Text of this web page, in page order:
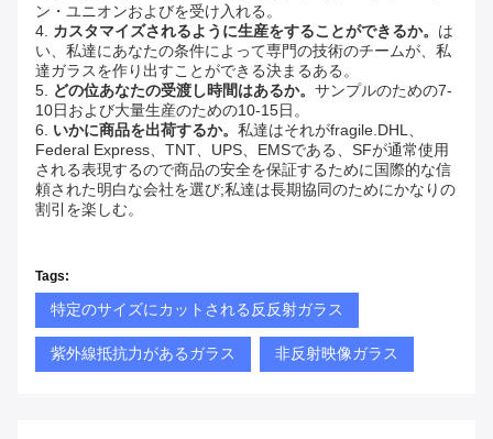
ン・ユニオンおよびを受け入れる。
4. カスタマイズされるように生産をすることができるか。 は
い、私達にあなたの条件によって専門の技術のチームが、私
達ガラスを作り出すことができる決まるある。
5.
どの位あなたの受渡し時間はあるか。 サンプルのための7-
10日および大量生産のための10-15日。
6. いかに商品を出荷するか。 私達はそれがfragile.DHL、
Federal Express、TNT、UPS、EMSである、SFが通常使用
される表現するので商品の安全を保証するために国際的な信
頼された明白な会社を選び;私達は長期協同のためにかなりの
割引を楽しむ。
Tags:
特定のサイズにカットされる反反射ガラス
紫外線抵抗力があるガラス 非反射映像ガラス